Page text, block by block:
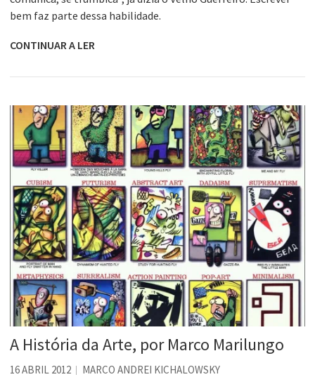
bem faz parte dessa habilidade.
CONTINUAR A LER
A História da Arte, por Marco Marilungo
16 ABRIL 2012 MARCO ANDREI KICHALOWSKY